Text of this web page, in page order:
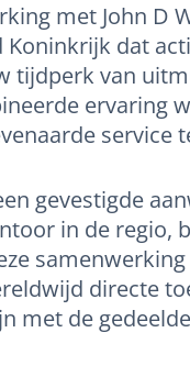
met John D
dat
tijdperk van
ervaring
service
gevestigde
in de regio,
directe
met de